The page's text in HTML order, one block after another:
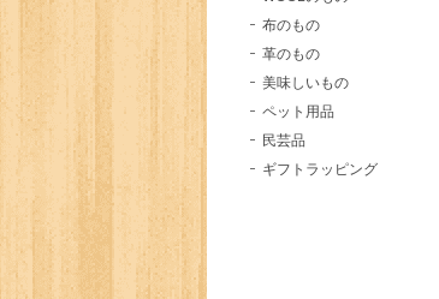
布のもの
革のもの
美味しいもの
ペット用品
民芸品
ギフトラッピング